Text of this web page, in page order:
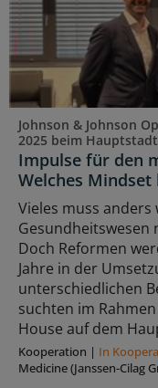
Johnson & Johnson
2025 beim
Impulse für den
Welches
Vieles muss
Gesundheitswesen
Doch Reformen
Jahre in der
unterschiedlichen
suchten im
House auf dem
Kooperation | In
Medicine (Janssen-Cilag